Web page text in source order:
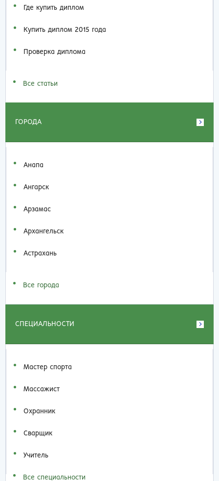
Где купить диплом
Купить диплом 2015 года
Проверка диплома
Все статьи
ГОРОДА
Анапа
Ангарск
Арзамас
Архангельск
Астрахань
Все города
СПЕЦИАЛЬНОСТИ
Мастер спорта
Массажист
Охранник
Сварщик
Учитель
Все специальности